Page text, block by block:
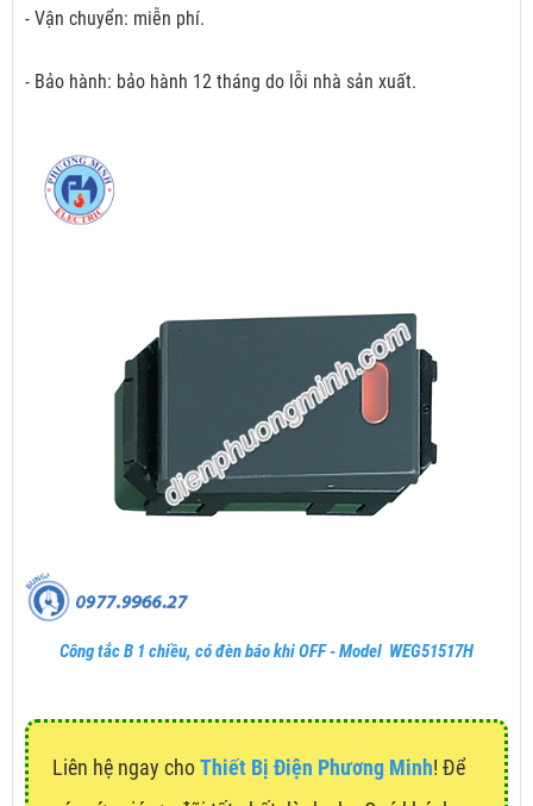
- Vận chuyển: miễn phí.
- Bảo hành: bảo hành 12 tháng do lỗi nhà sản xuất.
Công tắc B 1 chiều, có đèn báo khi OFF - Model WEG51517H
Liên hệ ngay choThiết Bị Điện Phương Minh! Để